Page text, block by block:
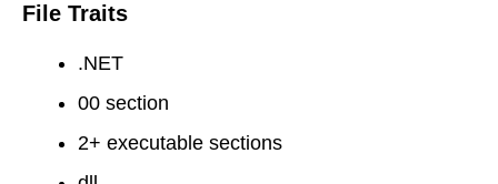
File Traits
.NET
00 section
2+ executable sections